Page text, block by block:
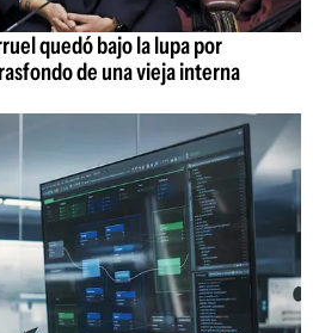
quedó bajo la lupa por
de una vieja interna